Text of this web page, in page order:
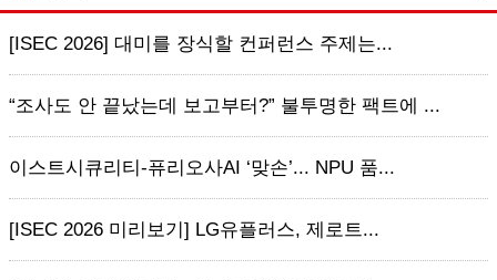
[ISEC 2026] 대미를 장식할 컨퍼런스 주제는...
“조사도 안 끝났는데 보고부터?” 불투명한 팩트에 ...
이스트시큐리티-퓨리오사AI ‘맞손’... NPU 품...
[ISEC 2026 미리보기] LG유플러스, 제로트...